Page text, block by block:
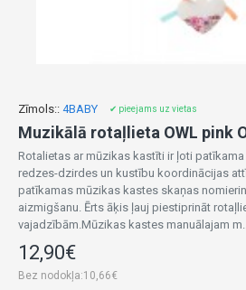
Zīmols:: 4BABY ✔ pieejams uz vietas
Muzikālā rotaļlieta OWL pink
Rotalietas ar mūzikas kastīti ir ļoti
redzes-dzirdes un kustību koordinācijas
patīkamas mūzikas kastes skaņas
aizmigšanu. Ērts āķis ļauj piestiprināt
vajadzībām.Mūzikas kastes manuālajam
12,90€
Bez nodokļa:10,66€